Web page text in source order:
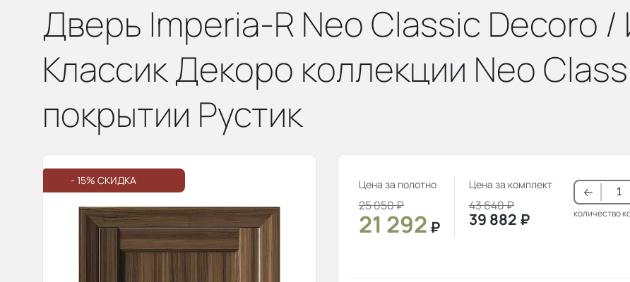
Дверь Imperia-R Neo Classic Decoro
Классик Декоро коллекции Neo
покрытии Рустик
- 15% СКИДКА Цена за полотно
25 050₽
21 292 ₽
Цена за комплект
43 640₽
39 882 ₽ количество